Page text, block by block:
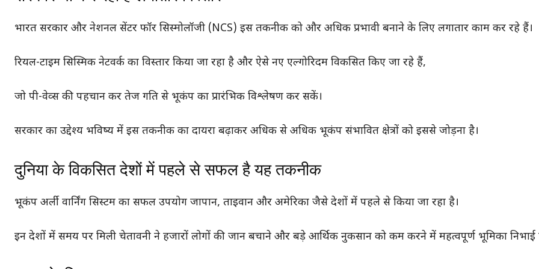
भारत सरकार और नेशनल सेंटर फॉर सिस्मोलॉजी (NCS) इस तकनीक को और अधिक प्रभावी बनाने के लिए लगातार काम कर रहे हैं।
रियल-टाइम सिस्मिक नेटवर्क का विस्तार किया जा रहा है और ऐसे नए एल्गोरिदम विकसित किए जा रहे हैं,
जो पी-वेव्स की पहचान कर तेज गति से भूकंप का प्रारंभिक विश्लेषण कर सकें।
सरकार का उद्देश्य भविष्य में इस तकनीक का दायरा बढ़ाकर अधिक से अधिक भूकंप संभावित क्षेत्रों को इससे जोड़ना है।
दुनिया के विकसित देशों में पहले से सफल है यह तकनीक
भूकंप अर्ली वार्निंग सिस्टम का सफल उपयोग जापान, ताइवान और अमेरिका जैसे देशों में पहले से किया जा रहा है।
इन देशों में समय पर मिली चेतावनी ने हजारों लोगों की जान बचाने और बड़े आर्थिक नुकसान को कम करने में महत्वपूर्ण भूमिका निभाई